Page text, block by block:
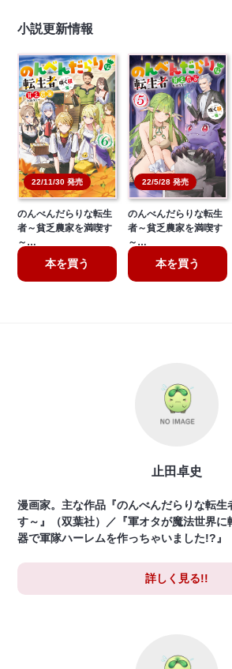
小説更新情報
22/11/30 発売
のんべんだらりな転生
者～貧乏農家を満喫す
～…
本を買う
22/5/28 発売
のんべんだらりな転生
者～貧乏農家を満喫す
～…
本を買う
止田卓史
漫画家。主な作品『のんべんだらりな転生
す～』（双葉社）／『軍オタが魔法世界に
器で軍隊ハーレムを作っちゃいました!?』
詳しく見る!!